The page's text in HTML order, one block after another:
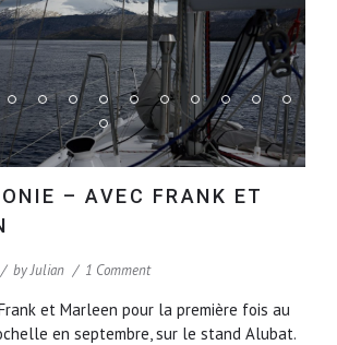
– AVEC FRANK ET
byJulian 1 Comment
et Marleen pour la première fois au
en septembre, sur le stand Alubat.